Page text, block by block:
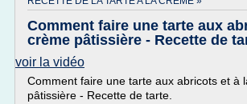
Comment faire une tarte aux
crème pâtissière - Recette de
voir la vidéo
Comment faire une tarte aux abricots et à
pâtissière - Recette de tarte.